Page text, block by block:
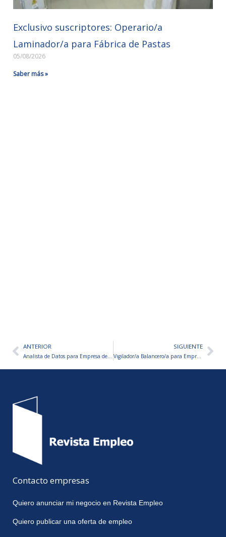
Exclusivo suscriptores: Operario/a
Laminador/a para Fábrica de Pastas
05/08/2026
Saber más »
AntANTERIOR
Analista de Datos para Empresa de Indumentaria y Artículos Deportivos – TRABAJO DESDE CASA
SIGUIENTE
Vigilador/a Balancero/a para Empresa de Seguridad Privada
Contacto empresas
Quiero anunciar mi negocio en Revista Empleo
Quiero publicar una oferta de empleo